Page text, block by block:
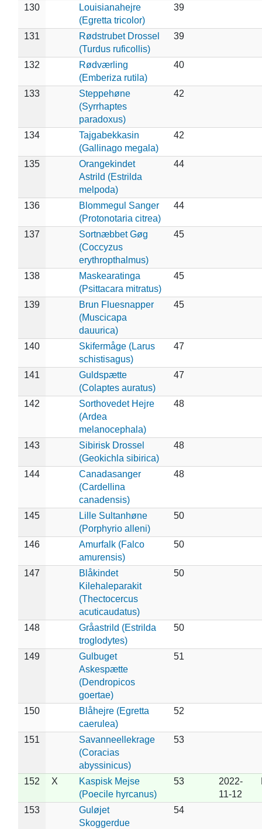
130
Louisianahejre
(Egretta tricolor)
39
131
Rødstrubet Drossel
(Turdus ruficollis)
39
132
Rødværling
(Emberiza rutila)
40
133
Steppehøne
(Syrrhaptes
paradoxus)
42
134
Tajgabekkasin
(Gallinago megala)
42
135
Orangekindet
Astrild (Estrilda
melpoda)
44
136
Blommegul Sanger
(Protonotaria citrea)
44
137
Sortnæbbet Gøg
(Coccyzus
erythropthalmus)
45
138
Maskearatinga
(Psittacara mitratus)
45
139
Brun Fluesnapper
(Muscicapa
dauurica)
45
140
Skifermåge (Larus
schistisagus)
47
141
Guldspætte
(Colaptes auratus)
47
142
Sorthovedet Hejre
(Ardea
melanocephala)
48
143
Sibirisk Drossel
(Geokichla sibirica)
48
144
Canadasanger
(Cardellina
canadensis)
48
145
Lille Sultanhøne
(Porphyrio alleni)
50
146
Amurfalk (Falco
amurensis)
50
147
Blåkindet
Kilehaleparakit
(Thectocercus
acuticaudatus)
50
148
Gråastrild (Estrilda
troglodytes)
50
149
Gulbuget
Askespætte
(Dendropicos
goertae)
51
150
Blåhejre (Egretta
caerulea)
52
151
Savanneellekrage
(Coracias
abyssinicus)
53
152 X
Kaspisk Mejse
(Poecile hyrcanus)
53
2022-
11-12
153
Guløjet
Skoggerdue
54